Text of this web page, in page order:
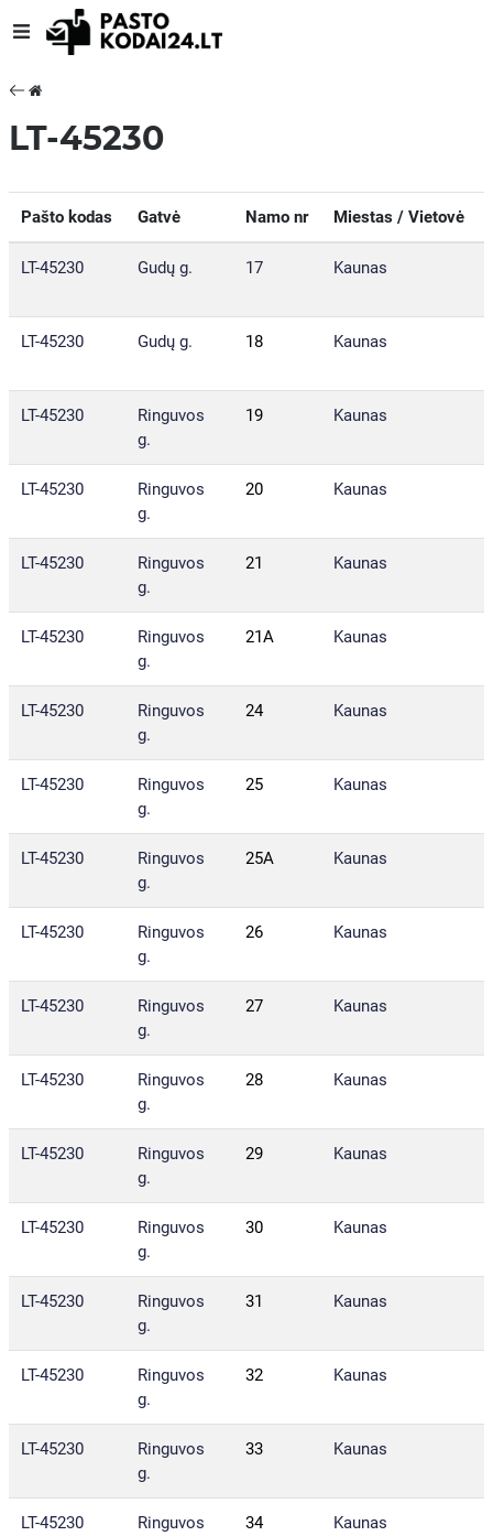
LT-45230
Pašto kodas Gatvė Namo nr Miestas / Vietovė
LT-45230 Gudų g. 17 Kaunas
LT-45230 Gudų g. 18 Kaunas
LT-45230
Ringuvos
g.
19 Kaunas
LT-45230
Ringuvos
g.
20 Kaunas
LT-45230
Ringuvos
g.
21 Kaunas
LT-45230
Ringuvos
g.
21A Kaunas
LT-45230
Ringuvos
g.
24 Kaunas
LT-45230
Ringuvos
g.
25 Kaunas
LT-45230
Ringuvos
g.
25A Kaunas
LT-45230
Ringuvos
g.
26 Kaunas
LT-45230
Ringuvos
g.
27 Kaunas
LT-45230
Ringuvos
g.
28 Kaunas
LT-45230
Ringuvos
g.
29 Kaunas
LT-45230
Ringuvos
g.
30 Kaunas
LT-45230
Ringuvos
g.
31 Kaunas
LT-45230
Ringuvos
g.
32 Kaunas
LT-45230
Ringuvos
g.
33 Kaunas
LT-45230
Ringuvos
34 Kaunas